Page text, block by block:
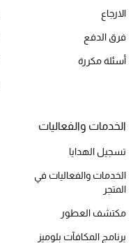
الجديد في عالم الجمال
الأكثر مبيعاً
مكتشف العطور
مستحضرات العناية
الارجاع
فرق الدفع
أسئلة مكررة
الخدمات والفعاليات
تسجيل الهدايا
الخدمات والفعاليات في
المتجر
مكتشف العطور
برنامج المكافآت بلوميز